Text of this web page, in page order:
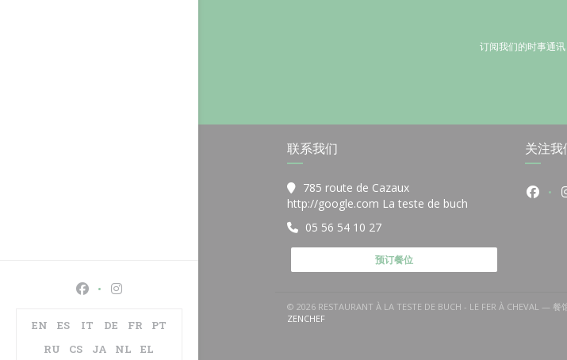
Facebook ((在新窗口中打开))
Instagram ((在新窗口中打开))
EN ES IT DE FR
PT
RU
CS JA NL EL
订阅我们的时事通
联系我们
785 route de Cazaux
http://google.com La teste de buch ((在新窗口中打开))
05 56 54 10 27
预订餐位
关注我
© 2026 RESTAURANT À LA TESTE DE BUCH - LE FER À CHEVAL — 餐
ZENCHEF((在新窗口中打开))